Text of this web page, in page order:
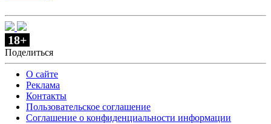
18+
Поделиться
О сайте
Реклама
Контакты
Пользовательское соглашение
Соглашение о конфиденциальности информации